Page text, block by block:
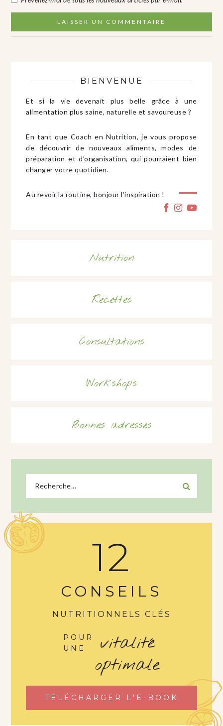
BIENVENUE
Et si la vie devenait plus belle grâce à une
alimentation plus saine, naturelle et savoureuse ?
En tant que Coach en Nutrition, je vous propose
de découvrir de nouveaux aliments, modes de
préparation et d’organisation, qui pourraient bien
changer votre quotidien.
Au revoir la routine, bonjour l’inspiration !
Nutrition
Recettes
Consultations
Workshops
Bonnes adresses
12
CONSEILS
NUTRITIONNELS CLÉS
POUR
UNE
vitalité
optimale
TÉLÉCHARGER L'E-BOOK